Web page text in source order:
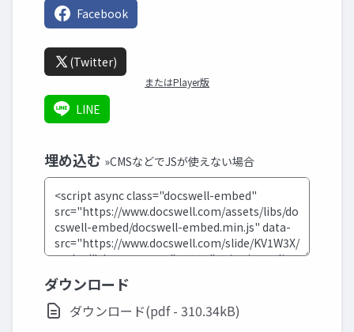
Facebook
(Twitter)
またはPlayer版
LINE
埋め込む »CMSなどでJSが使えない場合
ダウンロード
ダウンロード(pdf - 310.34kB)